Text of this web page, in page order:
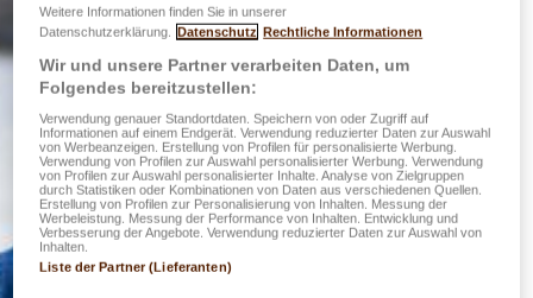
Weitere Informationen finden Sie in unserer
Datenschutzerklärung. Datenschutz Rechtliche Informationen
Wir und unsere Partner verarbeiten Daten, um
Folgendes bereitzustellen:
Verwendung genauer Standortdaten. Speichern von oder Zugriff auf
Informationen auf einem Endgerät. Verwendung reduzierter Daten zur Auswahl
von Werbeanzeigen. Erstellung von Profilen für personalisierte Werbung.
Verwendung von Profilen zur Auswahl personalisierter Werbung. Verwendung
von Profilen zur Auswahl personalisierter Inhalte. Analyse von Zielgruppen
durch Statistiken oder Kombinationen von Daten aus verschiedenen Quellen.
Erstellung von Profilen zur Personalisierung von Inhalten. Messung der
Werbeleistung. Messung der Performance von Inhalten. Entwicklung und
Verbesserung der Angebote. Verwendung reduzierter Daten zur Auswahl von
Inhalten.
Liste der Partner (Lieferanten)